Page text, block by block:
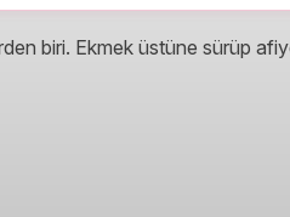
biri. Ekmek üstüne sürüp